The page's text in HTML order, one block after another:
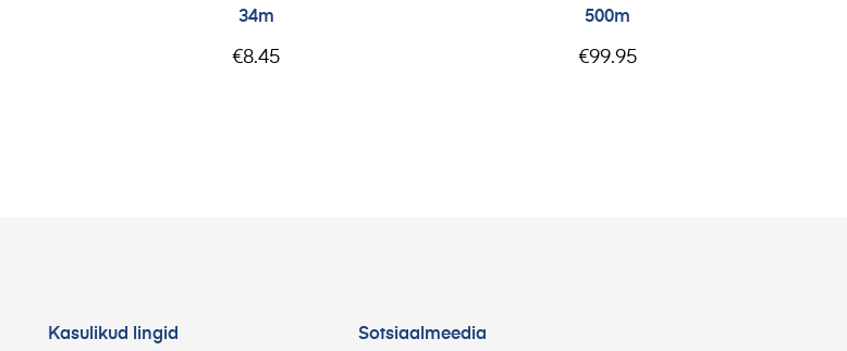
34m
€8.45
500m
€99.95
Kasulikud lingid Sotsiaalmeedia